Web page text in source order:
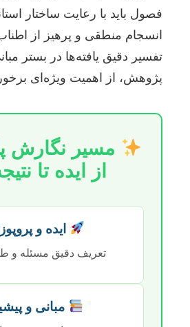
فصول باید با رعایت ساختار
انسجام منطقی و پرهیز از
تفسیر دقیق یافته‌ها در بستر
پژوهش، از اهمیت ویژه‌ای
مسیر نگارش
از ایده تا
ایده و
تعریف دقیق مسئله و
مبانی و